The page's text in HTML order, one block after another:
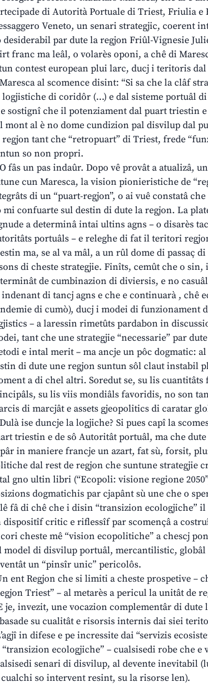
di Autorità Portuale di Triest, Friulia e
Veneto, un senari strategjic, coerent
desiderabil par dute la regjon Friûl-Vignesie
franc ma leâl, o volarès oponi, a chê di
contest european plui larc, ducj i teritoris
al scomence disint: “Si sa che la clâf
logjistiche di coridôr (…) e dal sisteme portuâl
sostignî che il potenziament dal puart triestin
mont al è no dome cundizion pal disvilup dal
regjon tant che “retropuart” di Triest, frede
so non propri.
fâs un pas indaûr. Dopo vê provât a atualizâ,
cun Maresca, la vision pionieristiche de
di un “puart-regjon”, o ai vuê constatâ
mi confuarte sul destin di dute la regjon. La
a determinâ intai ultins agns – o disarès
portuâls – e releghe di fat il teritori
ma, se al va mâl, a un rûl dome di passaç
di cheste strategjie. Finîts, cemût che o
de cumbinazion di diviersis, e no
indenant di tancj agns e che e continuarà , chê
di cumò), ducj i modei di funzionament
– a laressin rimetûts pardabon in
tant che une strategjie “necessarie” par
e intal merit – ma ancje un pôc dogmatic:
di dute une regjon suntun sôl claut instabil
a di chel altri. Soredut se, su lis
su lis viis mondiâls favoridis, no son
di marcjât e assets gjeopolitics di caratar
ise duncje la logjiche? Si pues capî la
triestin e de sô Autoritât portuâl, ma che
in maniere francje un azart, fat sù, forsit,
dal rest de regjon che suntune strategjie
gno ultin libri (“Ecopoli: visione regione
dogmatichis par cjapânt sù une che o
fâ di chê che i disin “transizion ecologjiche”
dispositîf critic e riflessîf par scomençâ a
cheste mê “vision ecopolitiche” a chescj
model di disvilup portuâl, mercantilistic,
un “pinsîr unic” pericolôs.
ent Regjon che si limiti a cheste prospetive –
Triest” – al metarès a pericul la unitât de
je, invezit, une vocazion complementâr di dute
su cualitât e risorsis internis dai siei
in difese e pe incressite dai “servizis
“transizion ecologjiche” – cualsisedi robe che
senari di disvilup, al devente inevitabil
so intervent resint, su la risorse len).